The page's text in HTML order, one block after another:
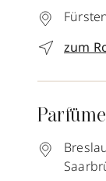
zum